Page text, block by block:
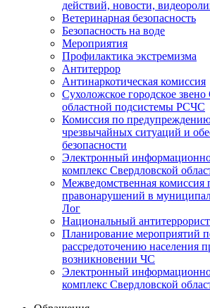
действий, новости,
Ветеринарная безопасность
Безопасность на воде
Мероприятия
Профилактика экстремизма
Антитеррор
Антинаркотическая комиссия
Сухоложское городское
областной подсистемы РСЧС
Комиссия по
чрезвычайных ситуаций и
безопасности
Электронный
комплекс Cвердловской
Межведомственная комиссия
правонарушений в
Лог
Национальный
Планирование мероприятий
рассредоточению населения
возникновении ЧС
Электронный
комплекс Свердловской